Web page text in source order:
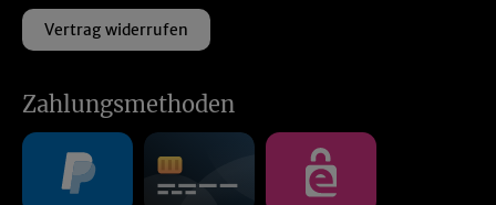
Vertrag widerrufen
Zahlungsmethoden